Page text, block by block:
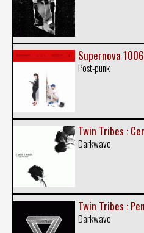
Supernova
Post-punk
Twin Tribes :
Darkwave
Twin Tribes :
Darkwave